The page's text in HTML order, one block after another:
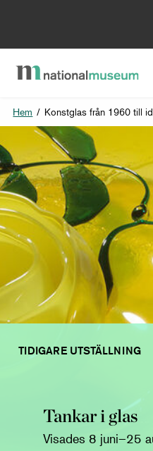
Hem / Konstglas från 1960 till
TIDIGARE UTSTÄLLNING
Tankar i glas
Visades 8 juni–25